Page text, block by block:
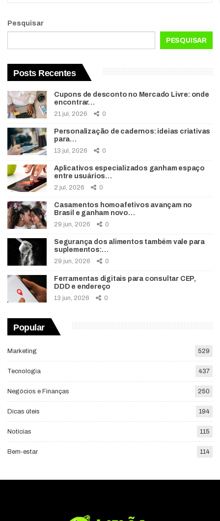
Pesquisar
PESQUISAR
Posts Recentes
Cupons de desconto no Mercado Livre: onde
encontrar…
21 jul, 2026 0
Personalização de cadernos: ideias criativas
para…
13 jul, 2026 0
Aplicativos especializados ganham espaço
entre usuários…
2 jul, 2026 0
Casamentos homoafetivos avançam no
Brasil e ganham novo…
29 jun, 2026 0
Segurança dos alimentos também vale para
suplementos:…
29 jun, 2026 0
Ferramentas digitais para consultar CEP,
DDD e endereço
13 jun, 2026 0
Popular
Marketing 529
Tecnologia 437
Negócios e Finanças 250
Dicas úteis 194
Notícias 115
Bem-estar 114